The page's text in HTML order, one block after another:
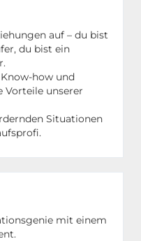
auf – du bist
du bist ein
how und
Vorteile unserer
Situationen
mit einem